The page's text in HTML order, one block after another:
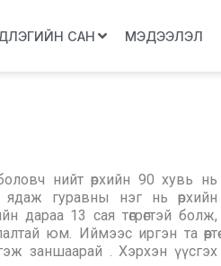
САН МЭДЭЭЛЭЛ
нийт өрхийн 90 хувь нь
ядаж гуравны нэг нь өрхийн
дараа 13 сая төгрөгтэй болж,
юм. Иймээс иргэн та өөртөө
заншаарай . Хэрхэн үүсгэх